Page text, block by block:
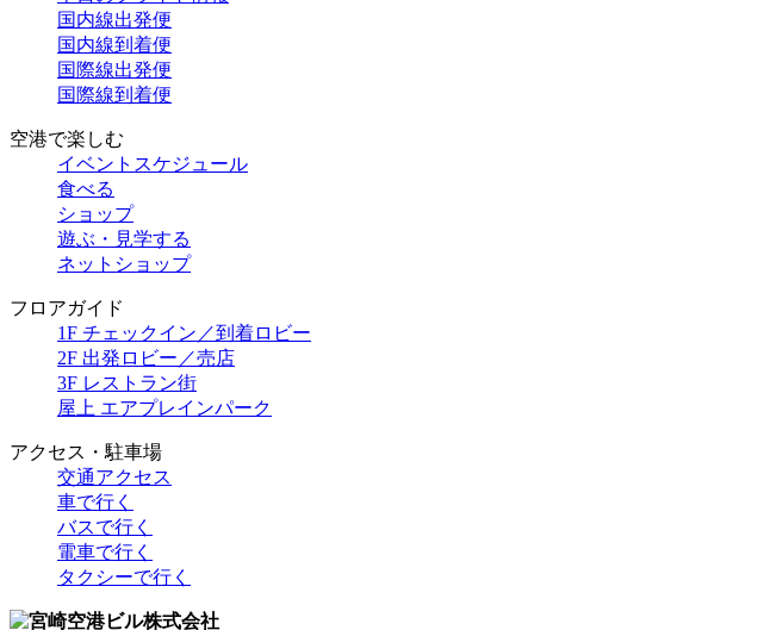
国内線出発便
国内線到着便
国際線出発便
国際線到着便
空港で楽しむ
イベントスケジュール
食べる
ショップ
遊ぶ・見学する
ネットショップ
フロアガイド
1F チェックイン／到着ロビー
2F 出発ロビー／売店
3F レストラン街
屋上 エアプレインパーク
アクセス・駐車場
交通アクセス
車で行く
バスで行く
電車で行く
タクシーで行く